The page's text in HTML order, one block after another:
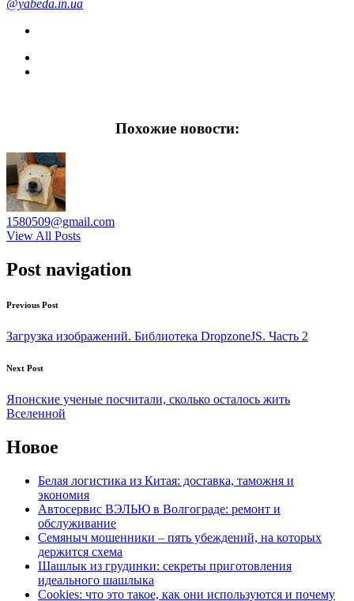
@yabeda.in.ua
Похожие новости:
1580509@gmail.com
View All Posts
Post navigation
Previous Post
Загрузка изображений. Библиотека DropzoneJS. Часть 2
Next Post
Японские ученые посчитали, сколько осталось жить
Вселенной
Новое
Белая логистика из Китая: доставка, таможня и
экономия
Автосервис ВЭЛЬЮ в Волгограде: ремонт и
обслуживание
Семяныч мошенники – пять убеждений, на которых
держится схема
Шашлык из грудинки: секреты приготовления
идеального шашлыка
Cookies: что это такое, как они используются и почему